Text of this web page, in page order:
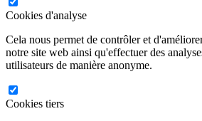
Cookies d'analyse
Cela nous permet de contrôler et
notre site web ainsi qu'effectuer des
utilisateurs de manière anonyme.
Cookies tiers